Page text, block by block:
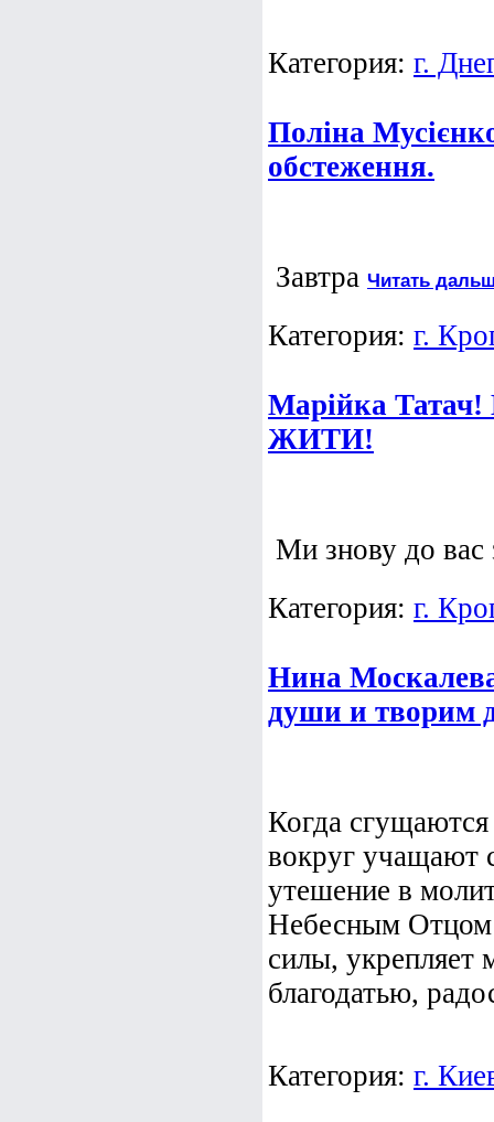
Категория: г.
Поліна
обстеження.
Завтра Читать
Категория: г.
Марійка Татач!
ЖИТИ!
Ми знову до
Категория: г.
Нина
души и творим
Когда
вокруг учащают
утешение в
Небесным Отцом
силы, укрепляет
благодатью,
Категория: г.